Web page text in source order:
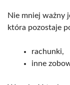
Nie mniej ważny
która pozostaje
rachunki,
inne